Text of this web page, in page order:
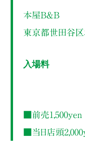
本屋B&B
東京都世田谷区
入場料
■前売
■当日店頭